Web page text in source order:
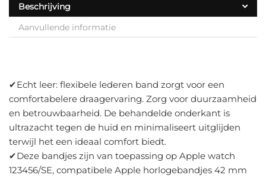
Beschrijving
Aanvullende informatie
✔Echt leer: flexibele lederen band zorgt voor een
comfortabelere draagervaring. Zorg voor duurzaamheid
en betrouwbaarheid. De behandelde onderkant is
ultrazacht tegen de huid en minimaliseert uitglijden
terwijl het een ideaal comfort biedt.
✔Deze bandjes zijn van toepassing op Apple watch
123456/SE, compatibele Apple horlogebandjes 42 mm